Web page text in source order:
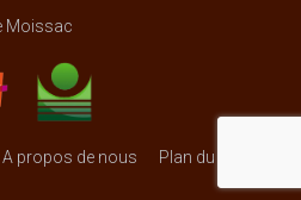
Moissac
A propos de nous Plan du Site